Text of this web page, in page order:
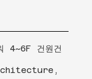
4~6F 건원건